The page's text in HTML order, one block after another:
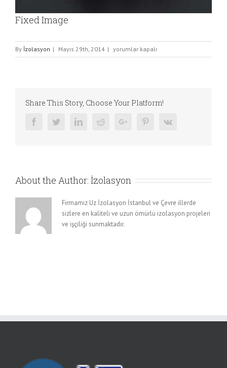
Fixed Image
By İzolasyon | Mayıs 29th, 2014 | Fixed
Image
yorumlar kapalı
Share This Story, Choose Your Platform!
FacebookTwitterLinkedinRedditGoogle+ PinterestVk
About the Author: İzolasyon
Firmamız Uz İzolasyon İstanbul ve Çevre illerde
sizlere en kaliteli ve uzun ömürlü izolasyon projeleri
ve işçiliği sunmaktadır.